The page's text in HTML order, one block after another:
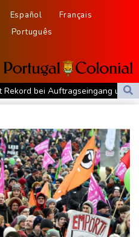
Español
Français
Português
Rekord bei Auftragseingang und
- Anstieg bei ausländischen
in Bodensee und stirbt
Mutmaßlicher Agent